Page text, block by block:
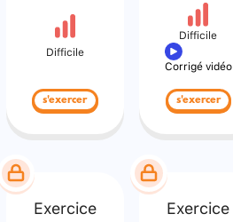
Difficile
s'exercer
Difficile
Corrigé vidéo
s'exercer
Exercice Exercice